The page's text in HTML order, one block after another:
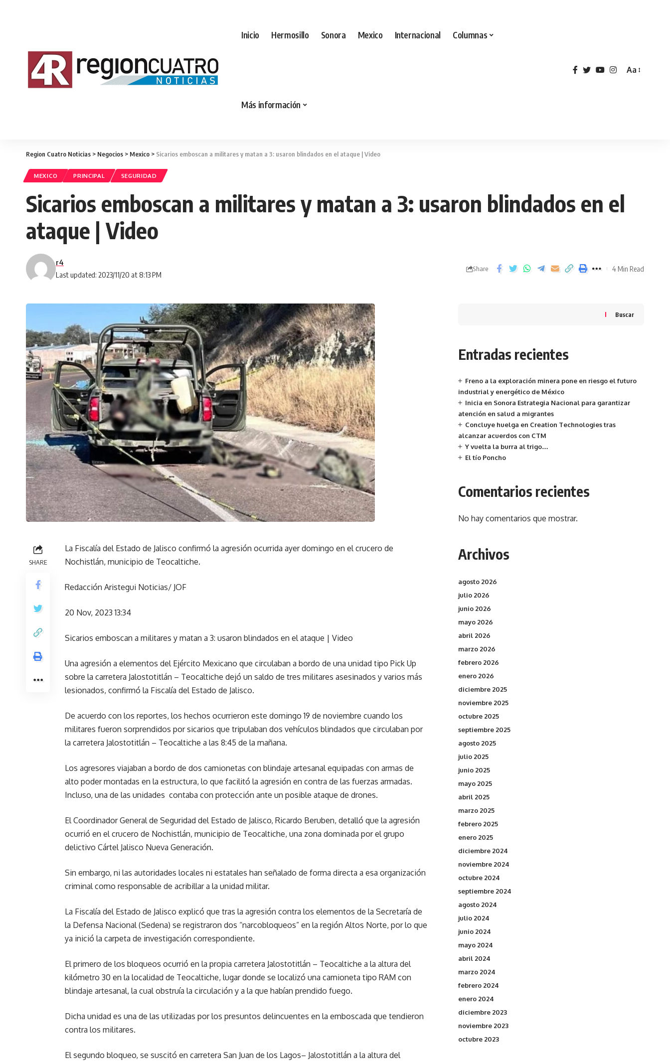
Inicio Hermosillo Sonora Mexico Internacional Columnas
Más información
Aa
Region Cuatro Noticias > Negocios > Mexico > Sicarios emboscan a militares y matan a 3: usaron blindados en el ataque | Video
MEXICO PRINCIPAL SEGURIDAD
Sicarios emboscan a militares y matan a 3: usaron blindados en el
ataque | Video
Last updated: 2023/11/20 at 8:13 PM
r4
Share 4 Min Read
SHARE
La Fiscalía del Estado de Jalisco confirmó la agresión ocurrida ayer domingo en el crucero de
Nochistlán, municipio de Teocaltiche.
Redacción Aristegui Noticias/ JOF
20 Nov, 2023 13:34
Sicarios emboscan a militares y matan a 3: usaron blindados en el ataque | Video
Una agresión a elementos del Ejército Mexicano que circulaban a bordo de una unidad tipo Pick Up
sobre la carretera Jalostotitlán – Teocaltiche dejó un saldo de tres militares asesinados y varios más
lesionados, confirmó la Fiscalía del Estado de Jalisco.
De acuerdo con los reportes, los hechos ocurrieron este domingo 19 de noviembre cuando los
militares fueron sorprendidos por sicarios que tripulaban dos vehículos blindados que circulaban por
la carretera Jalostotitlán – Teocaltiche a las 8:45 de la mañana.
Los agresores viajaban a bordo de dos camionetas con blindaje artesanal equipadas con armas de
alto poder montadas en la estructura, lo que facilitó la agresión en contra de las fuerzas armadas.
Incluso, una de las unidades contaba con protección ante un posible ataque de drones.
El Coordinador General de Seguridad del Estado de Jalisco, Ricardo Beruben, detalló que la agresión
ocurrió en el crucero de Nochistlán, municipio de Teocaltiche, una zona dominada por el grupo
delictivo Cártel Jalisco Nueva Generación.
Sin embargo, ni las autoridades locales ni estatales han señalado de forma directa a esa organización
criminal como responsable de acribillar a la unidad militar.
La Fiscalía del Estado de Jalisco explicó que tras la agresión contra los elementos de la Secretaría de
la Defensa Nacional (Sedena) se registraron dos “narcobloqueos” en la región Altos Norte, por lo que
ya inició la carpeta de investigación correspondiente.
El primero de los bloqueos ocurrió en la propia carretera Jalostotitlán – Teocaltiche a la altura del
kilómetro 30 en la localidad de Teocaltiche, lugar donde se localizó una camioneta tipo RAM con
blindaje artesanal, la cual obstruía la circulación y a la que habían prendido fuego.
Dicha unidad es una de las utilizadas por los presuntos delincuentes en la emboscada que tendieron
contra los militares.
El segundo bloqueo, se suscitó en carretera San Juan de los Lagos– Jalostotitlán a la altura del
Buscar
Entradas recientes
Freno a la exploración minera pone en riesgo el futuro
industrial y energético de México
Inicia en Sonora Estrategia Nacional para garantizar
atención en salud a migrantes
Concluye huelga en Creation Technologies tras
alcanzar acuerdos con CTM
Y vuelta la burra al trigo…
El tío Poncho
Comentarios recientes
No hay comentarios que mostrar.
Archivos
agosto 2026
julio 2026
junio 2026
mayo 2026
abril 2026
marzo 2026
febrero 2026
enero 2026
diciembre 2025
noviembre 2025
octubre 2025
septiembre 2025
agosto 2025
julio 2025
junio 2025
mayo 2025
abril 2025
marzo 2025
febrero 2025
enero 2025
diciembre 2024
noviembre 2024
octubre 2024
septiembre 2024
agosto 2024
julio 2024
junio 2024
mayo 2024
abril 2024
marzo 2024
febrero 2024
enero 2024
diciembre 2023
noviembre 2023
octubre 2023